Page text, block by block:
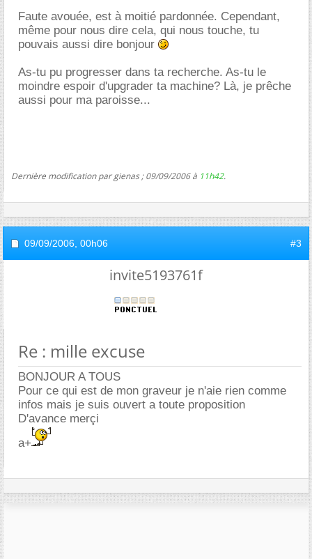
Faute avouée, est à moitié pardonnée. Cependant,
même pour nous dire cela, qui nous touche, tu
pouvais aussi dire bonjour
As-tu pu progresser dans ta recherche. As-tu le
moindre espoir d'upgrader ta machine? Là, je prêche
aussi pour ma paroisse...
Dernière modification par gienas ; 09/09/2006 à 11h42.
09/09/2006, 00h06 #3
invite5193761f
Re : mille excuse
BONJOUR A TOUS
Pour ce qui est de mon graveur je n'aie rien comme
infos mais je suis ouvert a toute proposition
D'avance merçi
a+